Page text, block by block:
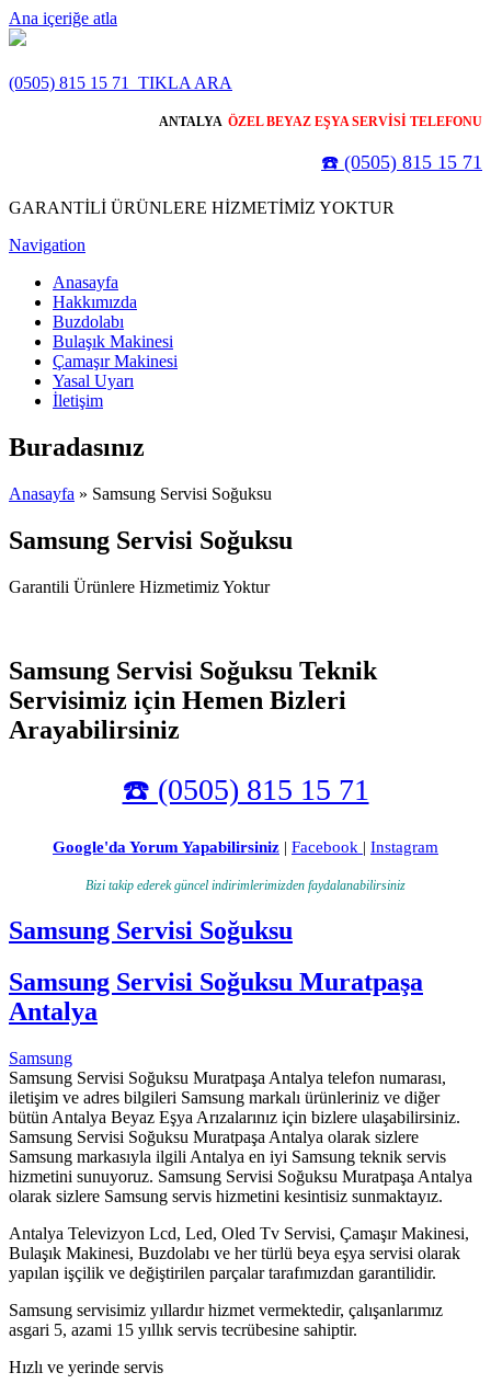
Ana içeriğe atla
(0505) 815 15 71 TIKLA ARA
ANTALYA ÖZEL BEYAZ EŞYA SERVİSİ TELEFONU
☎️ (0505) 815 15 71
GARANTİLİ ÜRÜNLERE HİZMETİMİZ YOKTUR
Navigation
Anasayfa
Hakkımızda
Buzdolabı
Bulaşık Makinesi
Çamaşır Makinesi
Yasal Uyarı
İletişim
Buradasınız
Anasayfa » Samsung Servisi Soğuksu
Samsung Servisi Soğuksu
Garantili Ürünlere Hizmetimiz Yoktur
Samsung Servisi Soğuksu Teknik
Servisimiz için Hemen Bizleri
Arayabilirsiniz
☎️ (0505) 815 15 71
Google'da Yorum Yapabilirsiniz | Facebook | Instagram
Bizi takip ederek güncel indirimlerimizden faydalanabilirsiniz
Samsung Servisi Soğuksu
Samsung Servisi Soğuksu Muratpaşa
Antalya
Samsung
Samsung Servisi Soğuksu Muratpaşa Antalya telefon numarası,
iletişim ve adres bilgileri Samsung markalı ürünleriniz ve diğer
bütün Antalya Beyaz Eşya Arızalarınız için bizlere ulaşabilirsiniz.
Samsung Servisi Soğuksu Muratpaşa Antalya olarak sizlere
Samsung markasıyla ilgili Antalya en iyi Samsung teknik servis
hizmetini sunuyoruz. Samsung Servisi Soğuksu Muratpaşa Antalya
olarak sizlere Samsung servis hizmetini kesintisiz sunmaktayız.
Antalya Televizyon Lcd, Led, Oled Tv Servisi, Çamaşır Makinesi,
Bulaşık Makinesi, Buzdolabı ve her türlü beya eşya servisi olarak
yapılan işçilik ve değiştirilen parçalar tarafımızdan garantilidir.
Samsung servisimiz yıllardır hizmet vermektedir, çalışanlarımız
asgari 5, azami 15 yıllık servis tecrübesine sahiptir.
Hızlı ve yerinde servis